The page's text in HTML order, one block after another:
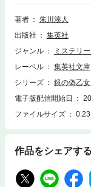
き業……死者たちの断
き起こす。幻想と怪奇
著者
朱川湊人
出版社
集英社
ジャンル
ミステリ
レーベル
集英社文庫
シリーズ
鏡の偽乙
電子版配信開始日
ファイルサイズ
作品をシェアする